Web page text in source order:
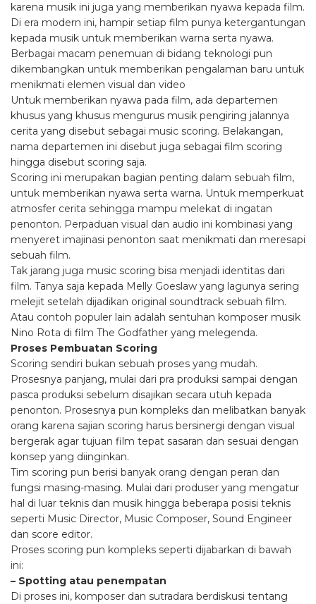
karena musik ini juga yang memberikan nyawa kepada film.
Di era modern ini, hampir setiap film punya ketergantungan
kepada musik untuk memberikan warna serta nyawa.
Berbagai macam penemuan di bidang teknologi pun
dikembangkan untuk memberikan pengalaman baru untuk
menikmati elemen visual dan video
Untuk memberikan nyawa pada film, ada departemen
khusus yang khusus mengurus musik pengiring jalannya
cerita yang disebut sebagai music scoring. Belakangan,
nama departemen ini disebut juga sebagai film scoring
hingga disebut scoring saja.
Scoring ini merupakan bagian penting dalam sebuah film,
untuk memberikan nyawa serta warna. Untuk memperkuat
atmosfer cerita sehingga mampu melekat di ingatan
penonton. Perpaduan visual dan audio ini kombinasi yang
menyeret imajinasi penonton saat menikmati dan meresapi
sebuah film.
Tak jarang juga music scoring bisa menjadi identitas dari
film. Tanya saja kepada Melly Goeslaw yang lagunya sering
melejit setelah dijadikan original soundtrack sebuah film.
Atau contoh populer lain adalah sentuhan komposer musik
Nino Rota di film The Godfather yang melegenda.
Proses Pembuatan Scoring
Scoring sendiri bukan sebuah proses yang mudah.
Prosesnya panjang, mulai dari pra produksi sampai dengan
pasca produksi sebelum disajikan secara utuh kepada
penonton. Prosesnya pun kompleks dan melibatkan banyak
orang karena sajian scoring harus bersinergi dengan visual
bergerak agar tujuan film tepat sasaran dan sesuai dengan
konsep yang diinginkan.
Tim scoring pun berisi banyak orang dengan peran dan
fungsi masing-masing. Mulai dari produser yang mengatur
hal di luar teknis dan musik hingga beberapa posisi teknis
seperti Music Director, Music Composer, Sound Engineer
dan score editor.
Proses scoring pun kompleks seperti dijabarkan di bawah
ini:
– Spotting atau penempatan
Di proses ini, komposer dan sutradara berdiskusi tentang